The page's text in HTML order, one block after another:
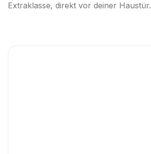
Extraklasse, direkt vor deiner Haustür.